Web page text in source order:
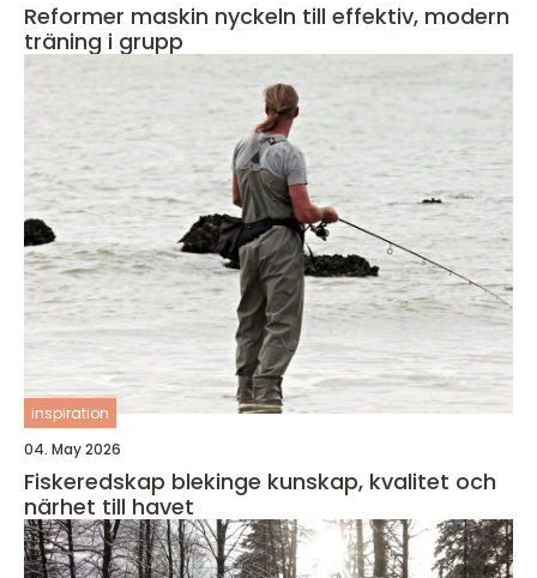
Reformer maskin nyckeln till effektiv, modern
träning i grupp
inspiration
04. May 2026
Fiskeredskap blekinge kunskap, kvalitet och
närhet till havet